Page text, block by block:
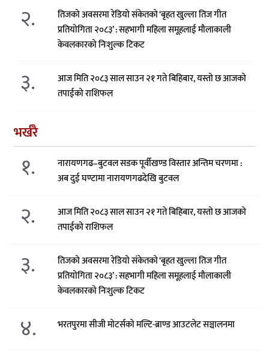
२.
तिजको अवसरमा रेडियो संकेतको ‘बृहत खुल्ला तिज गीत
प्रतियोगिता २०८३’ : सहभागी महिला समूहलाई मौलाकाली
केवलकारको निःशुल्क टिकट
३.
आज मिति २०८३ साल साउन २१ गते बिहिबार, यस्तो छ आजको
तपाईको राशिफल
भर्खरै
१.
नारायणगढ–बुटवल सडक पूर्वीखण्ड विस्तार अन्तिम चरणमा :
अब दुई घण्टामा नारायणगढदेखि बुटवल
२.
आज मिति २०८३ साल साउन २१ गते बिहिबार, यस्तो छ आजको
तपाईको राशिफल
३.
तिजको अवसरमा रेडियो संकेतको ‘बृहत खुल्ला तिज गीत
प्रतियोगिता २०८३’ : सहभागी महिला समूहलाई मौलाकाली
केवलकारको निःशुल्क टिकट
४. भरतपुरमा सीजी मोटर्सको मल्टि-ब्राण्ड आउटलेट सञ्चालनमा